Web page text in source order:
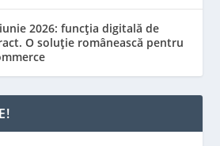
2026: funcția digitală de
O soluție românească pentru